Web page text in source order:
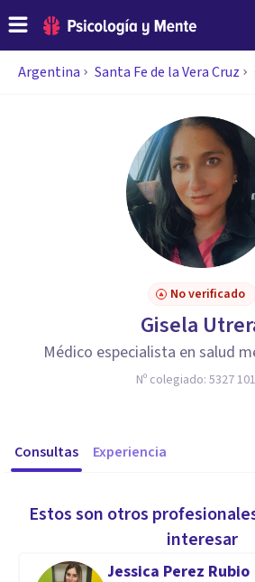
Argentina Santa Fe de la Vera Cruz
No verificado
Gisela
Médico especialista en salud
Nº colegiado: 5327
Consultas Experiencia
Estos son otros
interesar
Jessica Perez Rubio